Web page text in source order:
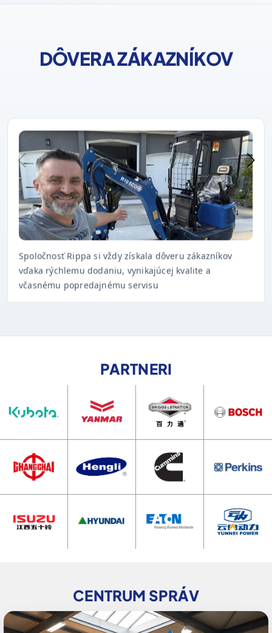
DÔVERA ZÁKAZNÍKOV
Spoločnosť Rippa si vždy získala dôveru zákazníkov
vďaka rýchlemu dodaniu, vynikajúcej kvalite a
včasnému popredajnému servisu
PARTNERI
CENTRUM SPRÁV